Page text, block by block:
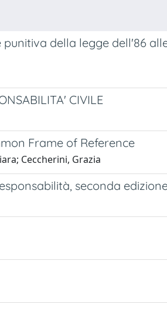
della legge dell'86
CIVILE
Frame of Reference
Ceccherini, Grazia
seconda